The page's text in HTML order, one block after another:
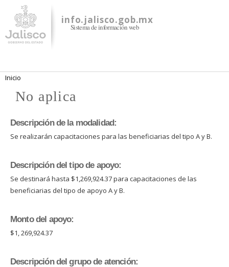
contenido
principal
info.jalisco.gob.mx
Sistema de información web
Se encuentra usted aquí
Inicio
No aplica
Descripción de la modalidad:
Se realizarán capacitaciones para las beneficiarias del tipo A y B.
Descripción del tipo de apoyo:
Se destinará hasta $1,269,924.37 para capacitaciones de las
beneficiarias del tipo de apoyo A y B.
Monto del apoyo:
$1, 269,924.37
Descripción del grupo de atención: